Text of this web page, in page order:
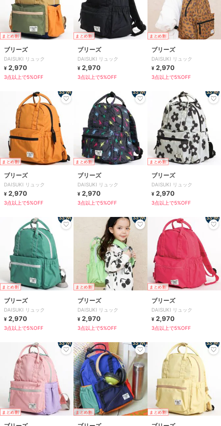
まとめ割
ブリーズ
DAISUKI リュック
¥ 2,970
3点以上で5%OFF
まとめ割
ブリーズ
DAISUKI リュック
¥ 2,970
3点以上で5%OFF
まとめ割
ブリーズ
DAISUKI リュック
¥ 2,970
3点以上で5%OFF
まとめ割
ブリーズ
DAISUKI リュック
¥ 2,970
3点以上で5%OFF
まとめ割
ブリーズ
DAISUKI リュック
¥ 2,970
3点以上で5%OFF
まとめ割
ブリーズ
DAISUKI リュック
¥ 2,970
3点以上で5%OFF
まとめ割
ブリーズ
DAISUKI リュック
¥ 2,970
3点以上で5%OFF
まとめ割
ブリーズ
DAISUKI リュック
¥ 2,970
3点以上で5%OFF
まとめ割
ブリーズ
DAISUKI リュック
¥ 2,970
3点以上で5%OFF
まとめ割 まとめ割 まとめ割